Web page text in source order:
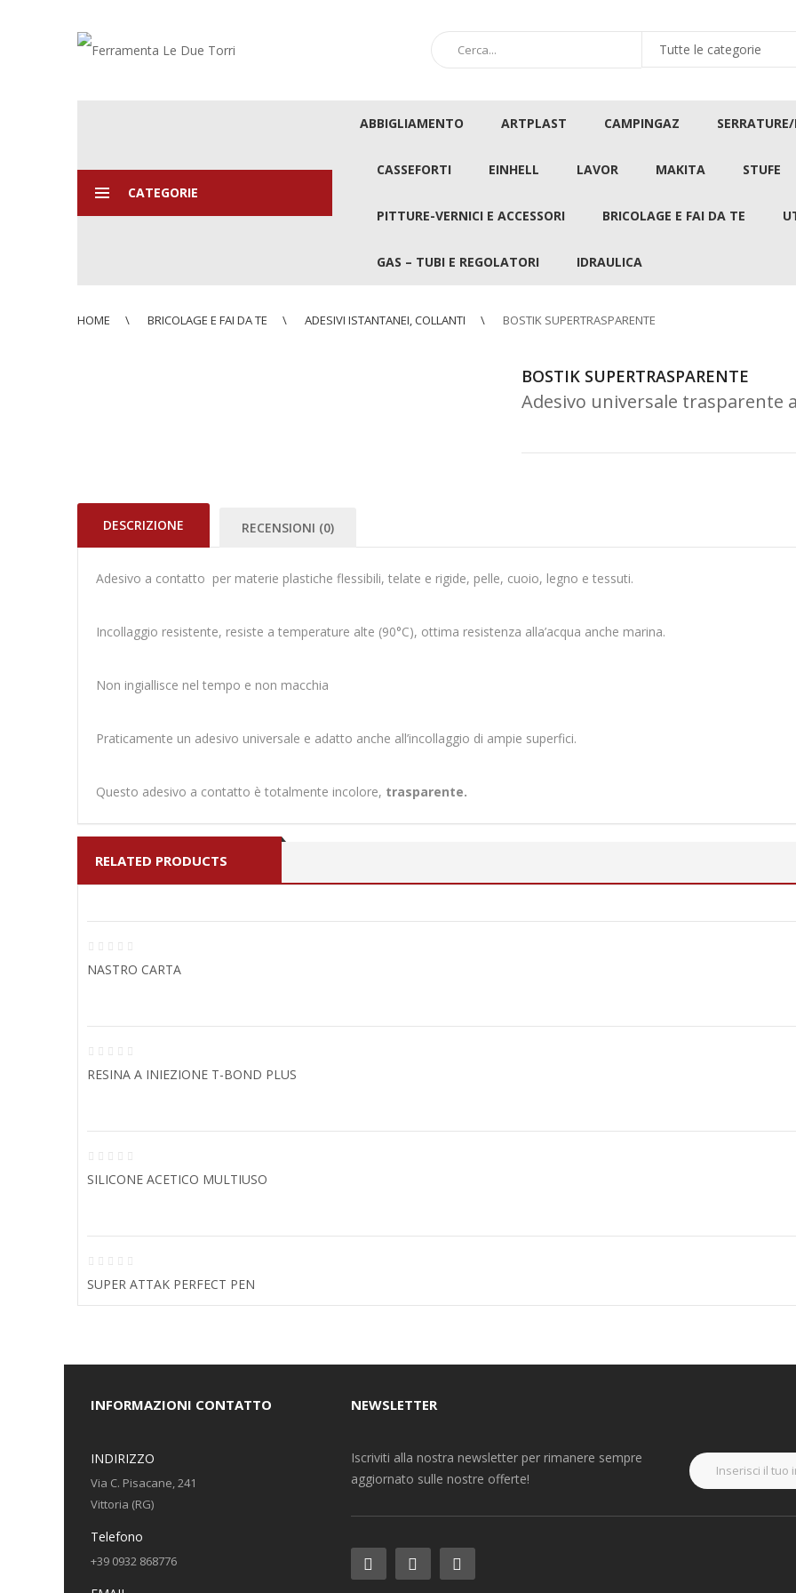
CATEGORIE
ABBIGLIAMENTO ARTPLAST CAMPINGAZ
CASSEFORTI EINHELL LAVOR MAKITA STUFE
PITTURE-VERNICI E ACCESSORI BRICOLAGE E FAI DA TE
GAS – TUBI E REGOLATORI IDRAULICA
HOME BRICOLAGE E FAI DA TE ADESIVI ISTANTANEI, COLLANTI BOSTIK SUPERTRASPARENTE
BOSTIK SUPERTRASPARENTE
Adesivo universale trasparente
DESCRIZIONE RECENSIONI (0)
Adesivo a contatto per materie plastiche flessibili, telate e rigide, pelle, cuoio, legno e tessuti.
Incollaggio resistente, resiste a temperature alte (90°C), ottima resistenza alla’acqua anche marina.
Non ingiallisce nel tempo e non macchia
Praticamente un adesivo universale e adatto anche all’incollaggio di ampie superfici.
Questo adesivo a contatto è totalmente incolore, trasparente.
RELATED PRODUCTS
NASTRO CARTA
RESINA A INIEZIONE T-BOND PLUS
SILICONE ACETICO MULTIUSO
SUPER ATTAK PERFECT PEN
INFORMAZIONI CONTATTO
INDIRIZZO
Via C. Pisacane, 241
Vittoria (RG)
Telefono
+39 0932 868776
NEWSLETTER
Iscriviti alla nostra newsletter per rimanere sempre
aggiornato sulle nostre offerte!